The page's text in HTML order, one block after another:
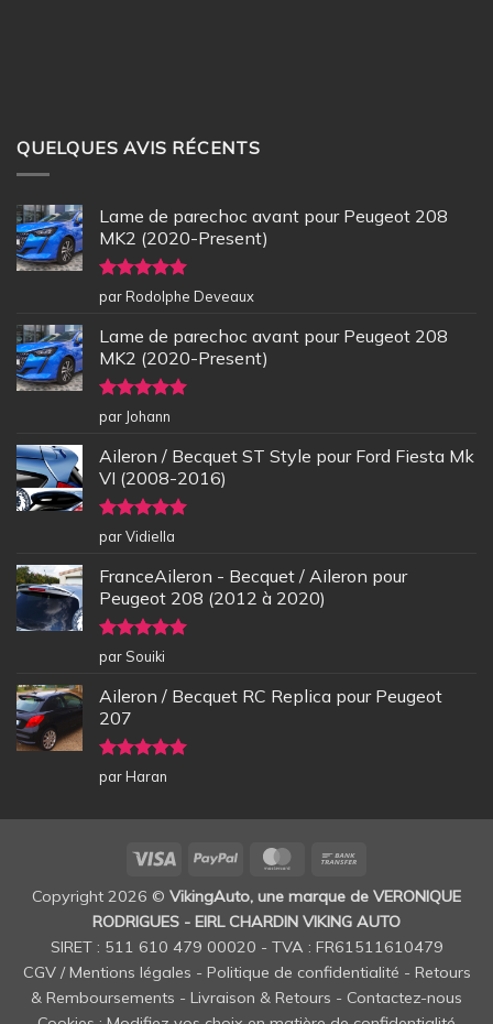
QUELQUES AVIS RÉCENTS
Lame de parechoc avant pour Peugeot 208
MK2 (2020-Present)
Note5sur
5
par Rodolphe Deveaux
Lame de parechoc avant pour Peugeot 208
MK2 (2020-Present)
Note5sur
5
par Johann
Aileron / Becquet ST Style pour Ford Fiesta Mk
VI (2008-2016)
Note5sur
5
par Vidiella
FranceAileron - Becquet / Aileron pour
Peugeot 208 (2012 à 2020)
Note5sur
5
par Souiki
Aileron / Becquet RC Replica pour Peugeot
207
Note5sur
5
par Haran
Visa PayPal MasterCard
Copyright 2026 © VikingAuto, une marque de VERONIQUE
RODRIGUES - EIRL CHARDIN VIKING AUTO
SIRET : 511 610 479 00020 - TVA : FR61511610479
CGV / Mentions légales - Politique de confidentialité - Retours
& Remboursements - Livraison & Retours - Contactez-nous